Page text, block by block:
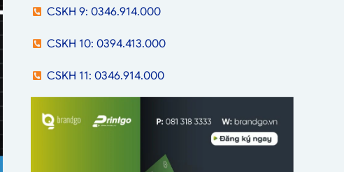
CSKH 9: 0346.914.000
CSKH 10: 0394.413.000
CSKH 11: 0346.914.000